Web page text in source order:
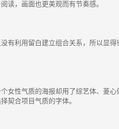
读，画面也更美观而有节奏感。
有利用留白建立组合关系，所以显
女性气质的海报却用了综艺体、菱
契合项目气质的字体。